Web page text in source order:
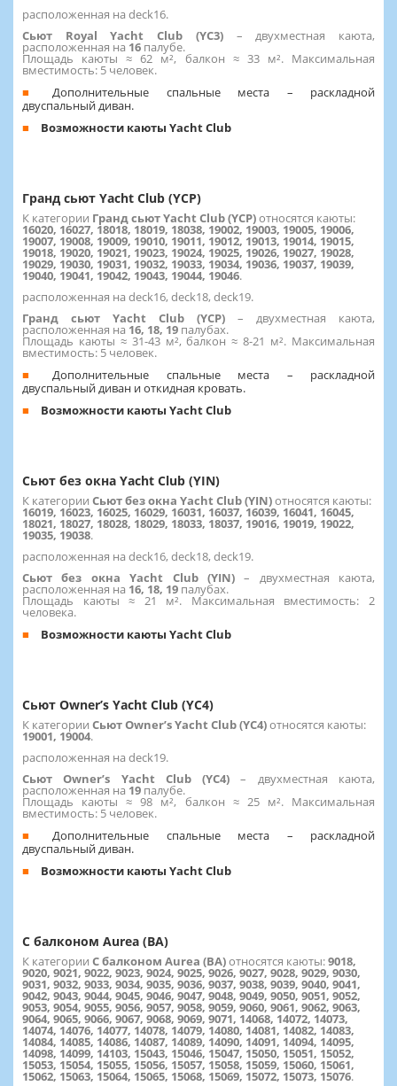
расположенная на deck16.
Сьют Royal Yacht Club (YC3) – двухместная каюта,
расположенная на 16 палубе.
Площадь каюты ≈ 62 м², балкон ≈ 33 м². Максимальная
вместимость: 5 человек.
Дополнительные спальные места – раскладной
двуспальный диван.
Возможности каюты Yacht Club
Гранд сьют Yacht Club (YCP)
К категории Гранд сьют Yacht Club (YCP)относятся каюты:
16020, 16027, 18018, 18019, 18038, 19002, 19003, 19005, 19006,
19007, 19008, 19009, 19010, 19011, 19012, 19013, 19014, 19015,
19018, 19020, 19021, 19023, 19024, 19025, 19026, 19027, 19028,
19029, 19030, 19031, 19032, 19033, 19034, 19036, 19037, 19039,
19040, 19041, 19042, 19043, 19044, 19046.
расположенная на deck16, deck18, deck19.
Гранд сьют Yacht Club (YCP) – двухместная каюта,
расположенная на 16, 18, 19 палубах.
Площадь каюты ≈ 31-43 м², балкон ≈ 8-21 м². Максимальная
вместимость: 5 человек.
Дополнительные спальные места – раскладной
двуспальный диван и откидная кровать.
Возможности каюты Yacht Club
Сьют без окна Yacht Club (YIN)
К категории Сьют без окна Yacht Club (YIN)относятся каюты:
16019, 16023, 16025, 16029, 16031, 16037, 16039, 16041, 16045,
18021, 18027, 18028, 18029, 18033, 18037, 19016, 19019, 19022,
19035, 19038.
расположенная на deck16, deck18, deck19.
Сьют без окна Yacht Club (YIN)– двухместная каюта,
расположенная на 16, 18, 19 палубах.
Площадь каюты ≈ 21 м². Максимальная вместимость: 2
человека.
Возможности каюты Yacht Club
Сьют Owner’s Yacht Club (YC4)
К категории Сьют Owner’s Yacht Club (YC4)относятся каюты:
19001, 19004.
расположенная на deck19.
Сьют Owner’s Yacht Club (YC4)– двухместная каюта,
расположенная на 19 палубе.
Площадь каюты ≈ 98 м², балкон ≈ 25 м². Максимальная
вместимость: 5 человек.
Дополнительные спальные места – раскладной
двуспальный диван.
Возможности каюты Yacht Club
С балконом Aurea (BA)
К категории С балконом Aurea (BA)относятся каюты:9018,
9020, 9021, 9022, 9023, 9024, 9025, 9026, 9027, 9028, 9029, 9030,
9031, 9032, 9033, 9034, 9035, 9036, 9037, 9038, 9039, 9040, 9041,
9042, 9043, 9044, 9045, 9046, 9047, 9048, 9049, 9050, 9051, 9052,
9053, 9054, 9055, 9056, 9057, 9058, 9059, 9060, 9061, 9062, 9063,
9064, 9065, 9066, 9067, 9068, 9069, 9071, 14068, 14072, 14073,
14074, 14076, 14077, 14078, 14079, 14080, 14081, 14082, 14083,
14084, 14085, 14086, 14087, 14089, 14090, 14091, 14094, 14095,
14098, 14099, 14103, 15043, 15046, 15047, 15050, 15051, 15052,
15053, 15054, 15055, 15056, 15057, 15058, 15059, 15060, 15061,
15062, 15063, 15064, 15065, 15068, 15069, 15072, 15073, 15076.